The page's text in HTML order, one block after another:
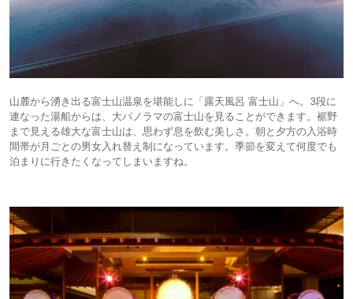
山麓から湧き出る富士山温泉を堪能しに「露天風呂 富士山」へ。3段に
連なった湯船からは、大パノラマの富士山を見ることができます。裾野
まで見える雄大な富士山は、思わず息を飲む美しさ。朝と夕方の入浴時
間帯が月ごとの男女入れ替え制になっています。季節を変えて何度でも
泊まりに行きたくなってしまいますね。